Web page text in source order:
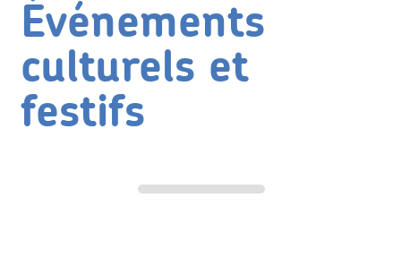
Événements
culturels et
festifs